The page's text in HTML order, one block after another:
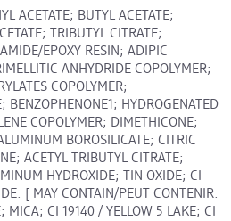
ACETATE; BUTYL ACETATE;
TRIBUTYL CITRATE;
EPOXY RESIN; ADIPIC
ANHYDRIDE COPOLYMER;
COPOLYMER;
BENZOPHENONE1; HYDROGENATED
COPOLYMER; DIMETHICONE;
BOROSILICATE; CITRIC
ACETYL TRIBUTYL CITRATE;
HYDROXIDE; TIN OXIDE; CI
[ MAY CONTAIN/PEUT CONTENIR:
CI 19140 / YELLOW 5 LAKE; CI